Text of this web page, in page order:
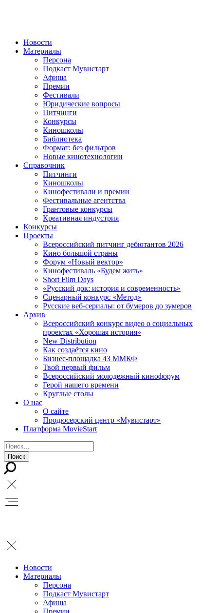
Новости
Материалы
Персона
Подкаст Мувистарт
Афиша
Премии
Фестивали
Юридические вопросы
Питчинги
Конкурсы
Киношколы
Библиотека
Формат: без фильтров
Новые кинотехнологии
Справочник
Питчинги
Киношколы
Кинофестивали и премии
Фестивальные агентства
Грантовые конкурсы
Креативная индустрия
Конкурсы
Проекты
Всероссийский питчинг дебютантов 2026
Кино большой страны
Форум «Новый вектор»
Кинофестиваль «Будем жить»
Short Film Days
«Русский док: история и современность»
Сценарный конкурс «Метод»
Русские веб-сериалы: от бумеров до зумеров
Архив
Всероссийский конкурс видео о социальных
проектах «Хорошая история»
New Distribution
Как создаётся кино
Бизнес-площадка 43 ММКФ
Твой первый фильм
Всероссийский молодежный кинофорум
Герой нашего времени
Круглые столы
О нас
О сайте
Продюсерский центр «Мувистарт»
Платформа MovieStart
Новости
Материалы
Персона
Подкаст Мувистарт
Афиша
Премии